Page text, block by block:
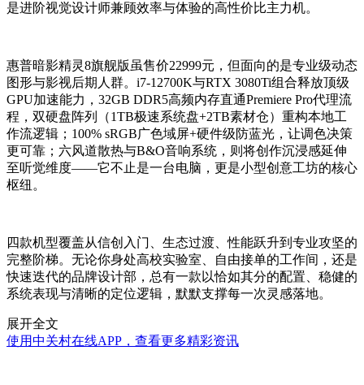
是进阶视觉设计师兼顾效率与体验的高性价比主力机。
惠普暗影精灵8旗舰版虽售价22999元，但面向的是专业级动态
图形与影视后期人群。i7-12700K与RTX 3080Ti组合释放顶级
GPU加速能力，32GB DDR5高频内存直通Premiere Pro代理流
程，双硬盘阵列（1TB极速系统盘+2TB素材仓）重构本地工
作流逻辑；100% sRGB广色域屏+硬件级防蓝光，让调色决策
更可靠；六风道散热与B&O音响系统，则将创作沉浸感延伸
至听觉维度——它不止是一台电脑，更是小型创意工坊的核心
枢纽。
四款机型覆盖从信创入门、生态过渡、性能跃升到专业攻坚的
完整阶梯。无论你身处高校实验室、自由接单的工作间，还是
快速迭代的品牌设计部，总有一款以恰如其分的配置、稳健的
系统表现与清晰的定位逻辑，默默支撑每一次灵感落地。
展开全文
使用中关村在线APP，查看更多精彩资讯